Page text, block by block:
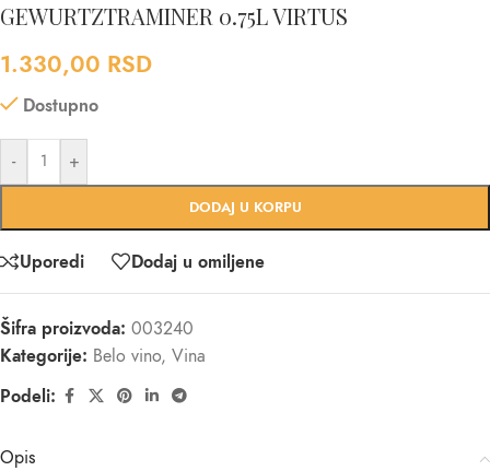
GEWURTZTRAMINER 0.75L VIRTUS
1.330,00 RSD
Dostupno
- +
DODAJ U KORPU
Uporedi Dodaj u omiljene
Šifra proizvoda: 003240
Kategorije: Belo vino, Vina
Podeli:
Opis